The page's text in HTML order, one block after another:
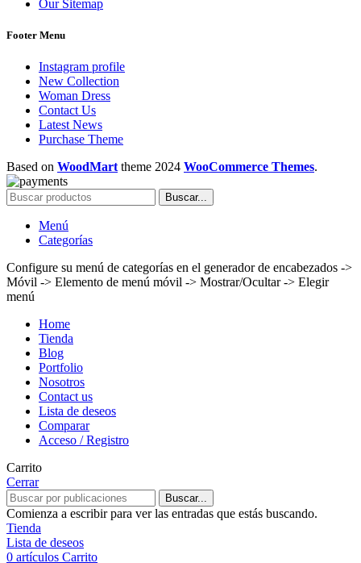
Our Sitemap
Footer Menu
Instagram profile
New Collection
Woman Dress
Contact Us
Latest News
Purchase Theme
Based on WoodMarttheme 2024 WooCommerce Themes.
Buscar...
Menú
Categorías
Configure su menú de categorías en el generador de encabezados ->
Móvil -> Elemento de menú móvil -> Mostrar/Ocultar -> Elegir
menú
Home
Tienda
Blog
Portfolio
Nosotros
Contact us
Lista de deseos
Comparar
Acceso / Registro
Carrito
Cerrar
Buscar...
Comienza a escribir para ver las entradas que estás buscando.
Tienda
Lista de deseos
0 artículos Carrito